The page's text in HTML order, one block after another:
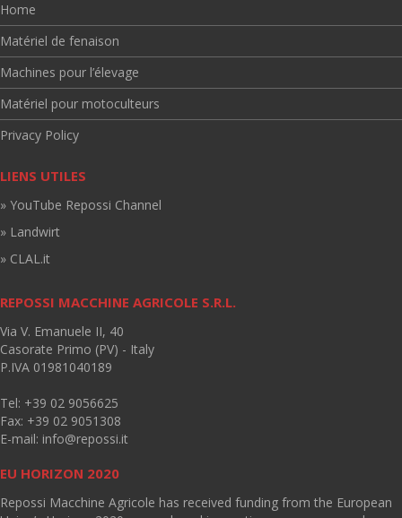
Home
Matériel de fenaison
Machines pour l’élevage
Matériel pour motoculteurs
Privacy Policy
LIENS UTILES
» YouTube Repossi Channel
» Landwirt
» CLAL.it
REPOSSI MACCHINE AGRICOLE S.R.L.
Via V. Emanuele II, 40
Casorate Primo (PV) - Italy
P.IVA 01981040189
Tel: +39 02 9056625
Fax: +39 02 9051308
E-mail: info@repossi.it
EU HORIZON 2020
Repossi Macchine Agricole has received funding from the European